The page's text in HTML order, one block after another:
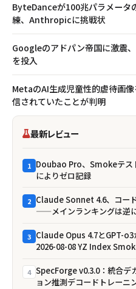
ByteDanceが100兆パラメータ
練、Anthropicに挑戦状
Googleのアドパン帝国に激震
を投入
MetaのAI生成児童性的虐待画
信されていたことが判明
最新レビュー
1 Doubao Pro、Smokeテス
によりゼロ記録
2 Claude Sonnet 4.6、コー
——メインランキングは逆
3 Claude Opus 4.7とGPT-o3
2026-08-08 YZ Index
4 SpecForge v0.3.0：統合デ
ョン推測デコードトレーニ